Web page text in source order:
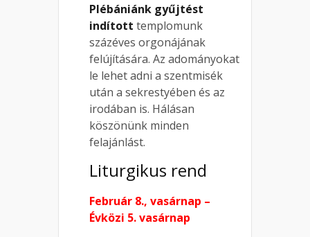
Plébániánk gyűjtést
indított templomunk
százéves orgonájának
felújítására. Az adományokat
le lehet adni a szentmisék
után a sekrestyében és az
irodában is. Hálásan
köszönünk minden
felajánlást.
Liturgikus rend
Február 8., vasárnap –
Évközi 5. vasárnap